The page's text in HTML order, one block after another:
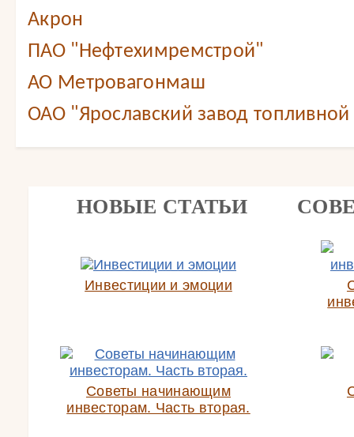
Акрон
ПАО "Нефтехимремстрой"
АО Метровагонмаш
ОАО "Ярославский завод
НОВЫЕ СТАТЬИ
Инвестиции и эмоции
Советы начинающим
инвесторам. Часть вторая.